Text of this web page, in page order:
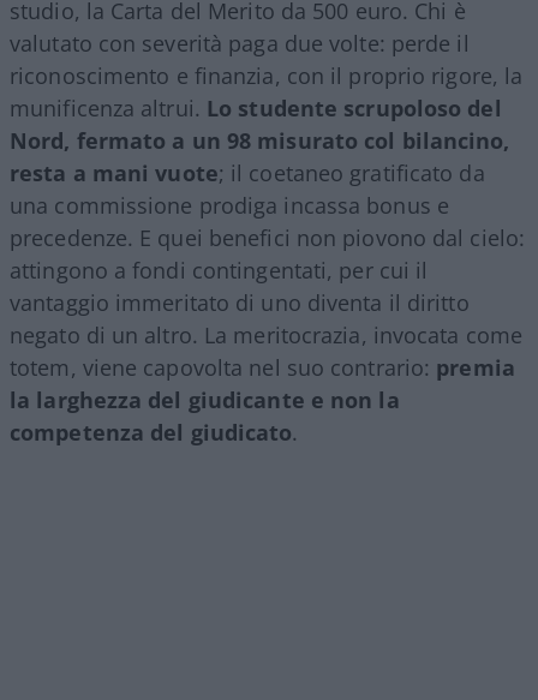
studio, la Carta del Merito da 500 euro. Chi è
valutato con severità paga due volte: perde il
riconoscimento e finanzia, con il proprio rigore, la
munificenza altrui. Lo studente scrupoloso del
Nord, fermato a un 98 misurato col bilancino,
resta a mani vuote; il coetaneo gratificato da
una commissione prodiga incassa bonus e
precedenze. E quei benefici non piovono dal cielo:
attingono a fondi contingentati, per cui il
vantaggio immeritato di uno diventa il diritto
negato di un altro. La meritocrazia, invocata come
totem, viene capovolta nel suo contrario: premia
la larghezza del giudicante e non la
competenza del giudicato.